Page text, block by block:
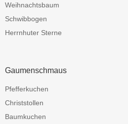
Weihnachtsbaum
Schwibbogen
Herrnhuter Sterne
Gaumenschmaus
Pfefferkuchen
Christstollen
Baumkuchen